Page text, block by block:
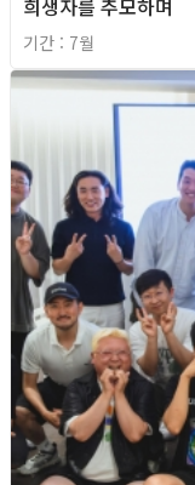
기간 : 7월